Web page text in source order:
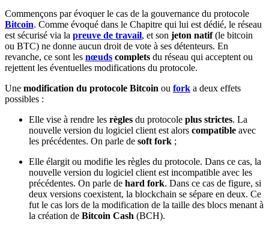
Commençons par évoquer le cas de la gouvernance du protocole
Bitcoin. Comme évoqué dans le Chapitre qui lui est dédié, le réseau
est sécurisé via la preuve de travail, et son jeton natif(le bitcoin
ou BTC) ne donne aucun droit de vote à ses détenteurs. En
revanche, ce sont les nœuds complets du réseau qui acceptent ou
rejettent les éventuelles modifications du protocole.
Une modification du protocole Bitcoin ou fork a deux effets
possibles :
Elle vise à rendre les règles du protocole plus strictes. La
nouvelle version du logiciel client est alors compatible avec
les précédentes. On parle de soft fork ;
Elle élargit ou modifie les règles du protocole. Dans ce cas, la
nouvelle version du logiciel client est incompatible avec les
précédentes. On parle de hard fork. Dans ce cas de figure, si
deux versions coexistent, la blockchain se sépare en deux. Ce
fut le cas lors de la modification de la taille des blocs menant à
la création de Bitcoin Cash (BCH).